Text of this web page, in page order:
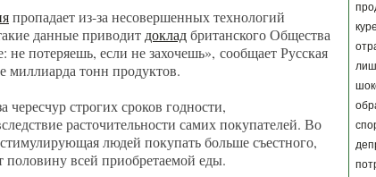
пропадает из-за несовершенных технологий
данные приводит докладбританского Общества
потеряешь, если не захочешь», сообщает Русская
миллиарда тонн продуктов.
строгих сроков годности,
расточительности самих покупателей. Во
людей покупать больше съестного,
всей приобретаемой еды.